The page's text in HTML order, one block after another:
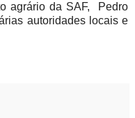
agrário da SAF, Pedro
autoridades locais e